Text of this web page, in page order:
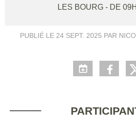
LES BOURG - DE
PUBLIÉ LE 24 SEPT. 2025 PAR